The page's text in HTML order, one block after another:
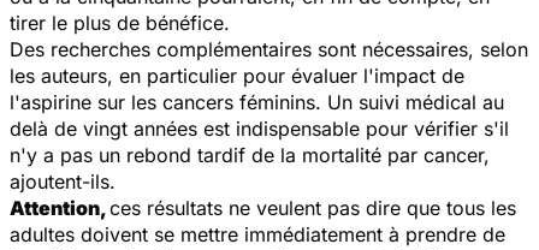
tirer le plus de bénéfice.
Des recherches complémentaires sont nécessaires, selon
les auteurs, en particulier pour évaluer l'impact de
l'aspirine sur les cancers féminins. Un suivi médical au
delà de vingt années est indispensable pour vérifier s'il
n'y a pas un rebond tardif de la mortalité par cancer,
ajoutent-ils.
Attention,ces résultats ne veulent pas dire que tous les
adultes doivent se mettre immédiatement à prendre de